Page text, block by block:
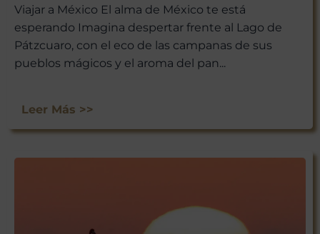
Viajar a México El alma de México te está
esperando Imagina despertar frente al Lago de
Pátzcuaro, con el eco de las campanas de sus
pueblos mágicos y el aroma del pan...
Leer Más >>